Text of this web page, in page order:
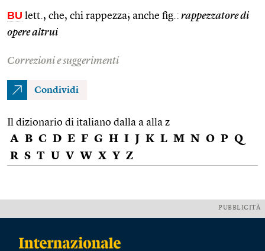
BU lett., che, chi rappezza; anche fig.: rappezzatore di
opere altrui
Correzioni e suggerimenti
Condividi
Il dizionario di italiano dalla a alla z
A B C D E F G H I J K L M N O P Q
R S T U V W X Y Z
PUBBLICITÀ